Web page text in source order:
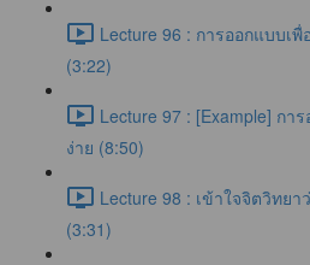
Lecture 96 : การออกแบบเ
(3:22)
Lecture 97 : [Example] กา
ง่าย (8:50)
Lecture 98 : เข้าใจจิตวิทย
(3:31)